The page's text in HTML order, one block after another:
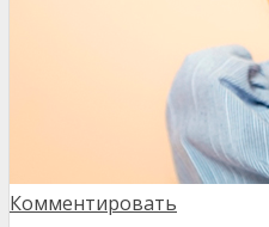
Комментировать